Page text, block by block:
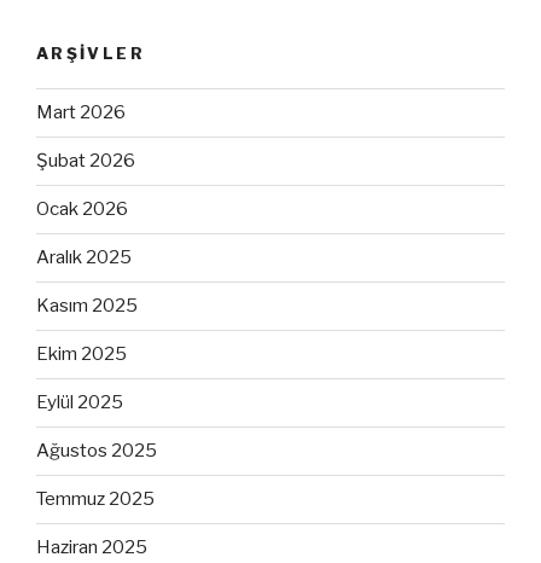
ARŞIVLER
Mart 2026
Şubat 2026
Ocak 2026
Aralık 2025
Kasım 2025
Ekim 2025
Eylül 2025
Ağustos 2025
Temmuz 2025
Haziran 2025